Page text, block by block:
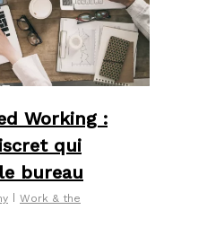
Working :
qui
bureau
Work & the